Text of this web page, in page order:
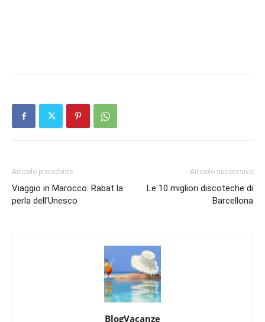
Articolo precedente
Viaggio in Marocco: Rabat la
perla dell’Unesco
Articolo successivo
Le 10 migliori discoteche di
Barcellona
BlogVacanze